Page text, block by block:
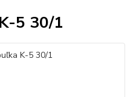
5 30/1